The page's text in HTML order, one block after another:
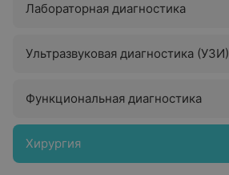
Лабораторная диагностика
Ультразвуковая диагностика (УЗИ)
Функциональная диагностика
Хирургия